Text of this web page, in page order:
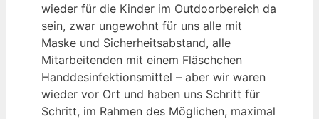
wieder für die Kinder im Outdoorbereich da
sein, zwar ungewohnt für uns alle mit
Maske und Sicherheitsabstand, alle
Mitarbeitenden mit einem Fläschchen
Handdesinfektionsmittel – aber wir waren
wieder vor Ort und haben uns Schritt für
Schritt, im Rahmen des Möglichen, maximal